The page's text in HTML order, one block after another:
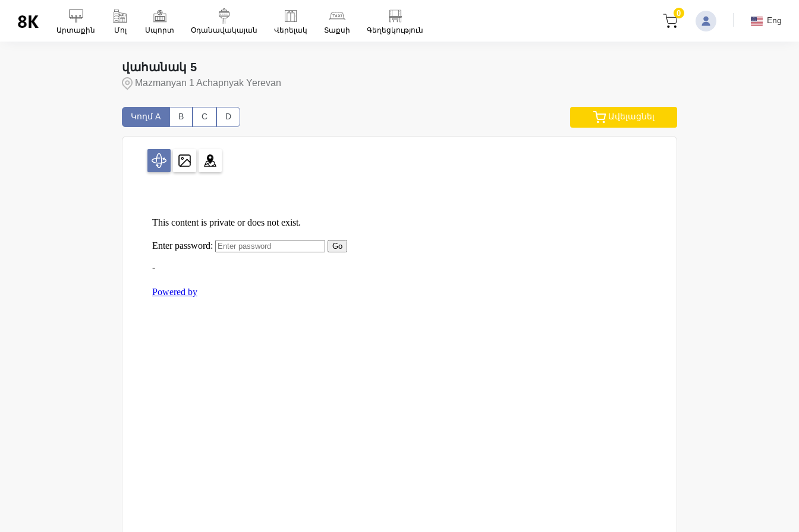
Արտաքին Մոլ Սպորտ Օդանավակայան Վերելակ Տաքսի Գեղեցկություն
0
Eng
վահանակ 5
Mazmanyan 1 Achapnyak Yerevan
Կողմ A B C D Ավելացնել